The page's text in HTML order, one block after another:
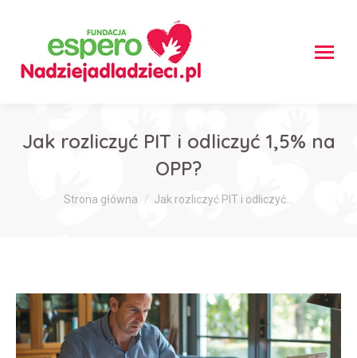
Jak rozliczyć PIT i odliczyć 1,5% na
OPP?
Jesteś tutaj:
Strona główna Jak rozliczyć PIT i odliczyć…